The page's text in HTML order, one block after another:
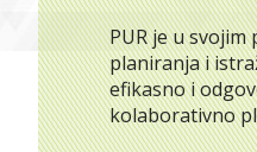
PUR je u
planiranja i
efikasno i
kolaborativno